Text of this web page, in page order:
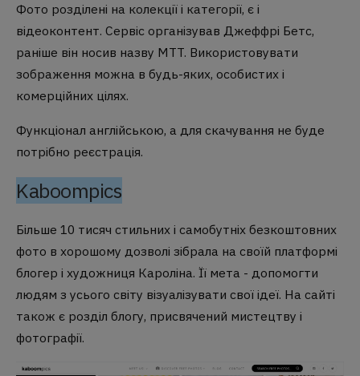
Фото розділені на колекції і категорії, є і
відеоконтент. Сервіс організував Джеффрі Бетс,
раніше він носив назву MTT. Використовувати
зображення можна в будь-яких, особистих і
комерційних цілях.
Функціонал англійською, а для скачування не буде
потрібно реєстрація.
Kaboompics
Більше 10 тисяч стильних і самобутніх безкоштовних
фото в хорошому дозволі зібрала на своїй платформі
блогер і художниця Кароліна. Її мета - допомогти
людям з усього світу візуалізувати свої ідеї. На сайті
також є розділ блогу, присвячений мистецтву і
фотографії.